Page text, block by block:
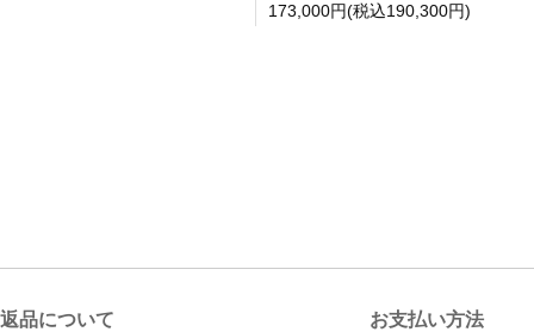
173,000円(税込190,300円)
返品について お支払い方法